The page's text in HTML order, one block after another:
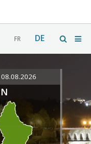
FR DE
08.08.2026